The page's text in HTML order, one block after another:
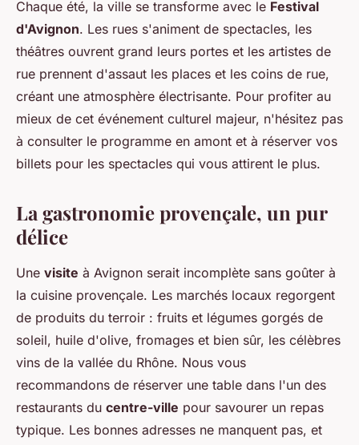
Chaque été, la ville se transforme avec le Festival
d'Avignon. Les rues s'animent de spectacles, les
théâtres ouvrent grand leurs portes et les artistes de
rue prennent d'assaut les places et les coins de rue,
créant une atmosphère électrisante. Pour profiter au
mieux de cet événement culturel majeur, n'hésitez pas
à consulter le programme en amont et à réserver vos
billets pour les spectacles qui vous attirent le plus.
La gastronomie provençale, un pur
délice
Une visite à Avignon serait incomplète sans goûter à
la cuisine provençale. Les marchés locaux regorgent
de produits du terroir : fruits et légumes gorgés de
soleil, huile d'olive, fromages et bien sûr, les célèbres
vins de la vallée du Rhône. Nous vous
recommandons de réserver une table dans l'un des
restaurants du centre-ville pour savourer un repas
typique. Les bonnes adresses ne manquent pas, et